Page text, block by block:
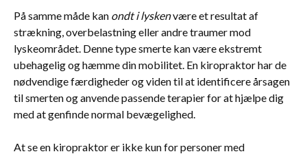
På samme måde kan ondt i lyskenvære et resultat af
strækning, overbelastning eller andre traumer mod
lyskeområdet. Denne type smerte kan være ekstremt
ubehagelig og hæmme din mobilitet. En kiropraktor har de
nødvendige færdigheder og viden til at identificere årsagen
til smerten og anvende passende terapier for at hjælpe dig
med at genfinde normal bevægelighed.
At se en kiropraktor er ikke kun for personer med